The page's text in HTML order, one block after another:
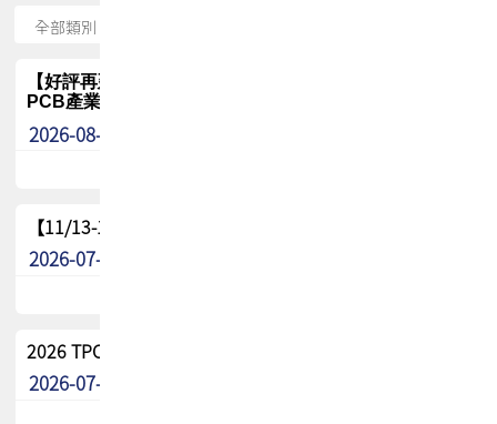
【好評再延長】PCB GPT 全面開放體驗延長到8月!!
PCB產業專屬 AI 知識平台
2026-08-04
【11/13-15】2026 TPCA 百岳登頂_南橫三星
2026-07-22
2026 TPCA中南區會員問卷暨7/31交流餐敘報名
2026-07-08